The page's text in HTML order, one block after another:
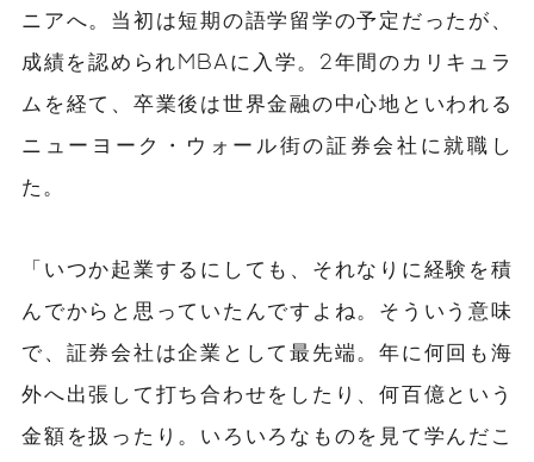
ニアへ。当初は短期の語学留学の予定だったが、
成績を認められMBAに入学。2年間のカリキュラ
ムを経て、卒業後は世界金融の中心地といわれる
ニューヨーク・ウォール街の証券会社に就職し
た。
「いつか起業するにしても、それなりに経験を積
んでからと思っていたんですよね。そういう意味
で、証券会社は企業として最先端。年に何回も海
外へ出張して打ち合わせをしたり、何百億という
金額を扱ったり。いろいろなものを見て学んだこ